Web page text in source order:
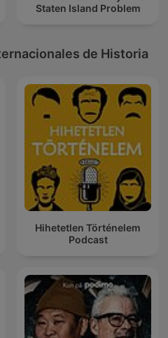
Staten Island Problem
de Historia
Hihetetlen Történelem
Podcast